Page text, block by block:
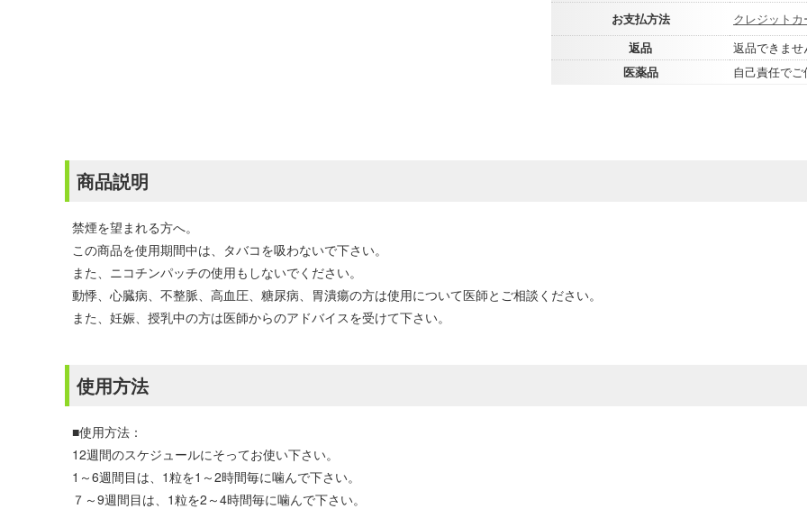
お支払方法
クレジットカ
返品
返品できま
医薬品
自己責任で
商品説明
禁煙を望まれる方へ。
この商品を使用期間中は、タバコを吸わないで下さい。
また、ニコチンパッチの使用もしないでください。
動悸、心臓病、不整脈、高血圧、糖尿病、胃潰瘍の方は使用について医師とご相談ください。
また、妊娠、授乳中の方は医師からのアドバイスを受けて下さい。
使用方法
■使用方法：
12週間のスケジュールにそってお使い下さい。
1～6週間目は、1粒を1～2時間毎に噛んで下さい。
７～9週間目は、1粒を2～4時間毎に噛んで下さい。